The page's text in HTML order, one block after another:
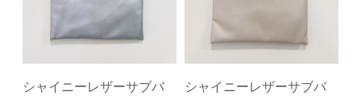
シャイニーレザーサブバ
シャイニーレザーサブバ